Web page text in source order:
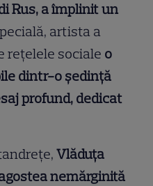
Rus, a împlinit un
artista a
rețelele sociale o
dintr-o ședință
profund, dedicat
Vlăduța
nemărginită